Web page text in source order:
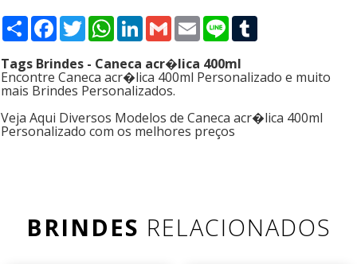
Compartilhar
Facebook
TwitterWhatsApp
LinkedIn
GmailEmailLine
Tags Brindes - Caneca acr�lica 400ml
Encontre Caneca acr�lica 400ml Personalizado e muito
mais Brindes Personalizados.
Veja Aqui Diversos Modelos de Caneca acr�lica 400ml
Personalizado com os melhores preços
BRINDES RELACIONADOS